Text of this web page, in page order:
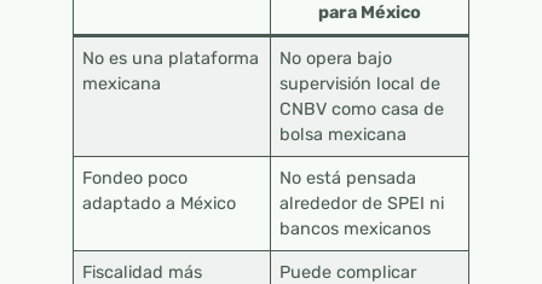
para México
No es una plataforma
mexicana
No opera bajo
supervisión local de
CNBV como casa de
bolsa mexicana
Fondeo poco
adaptado a México
No está pensada
alrededor de SPEI ni
bancos mexicanos
Fiscalidad más
Puede complicar